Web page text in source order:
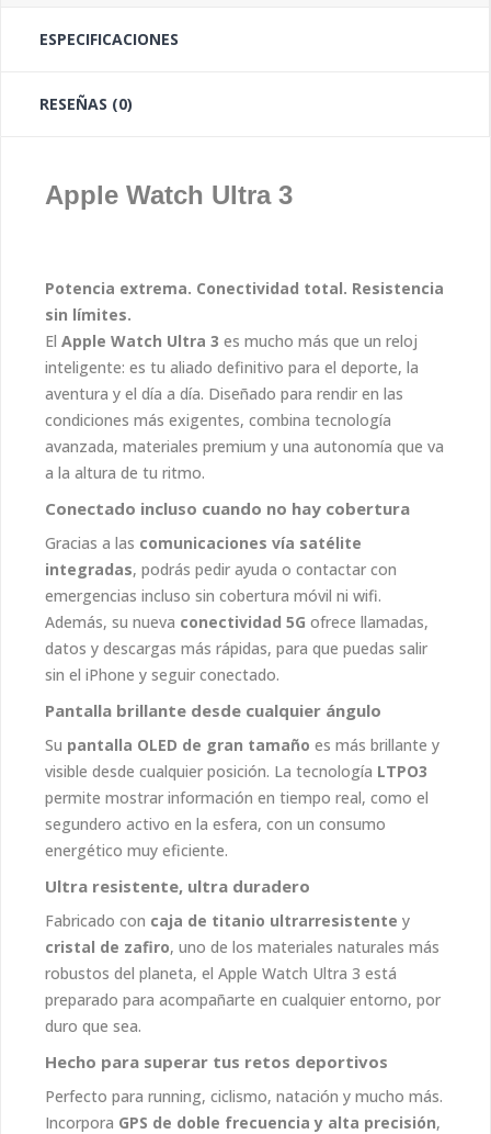
ESPECIFICACIONES
RESEÑAS (0)
Apple Watch Ultra 3
Potencia extrema. Conectividad total. Resistencia
sin límites.
El Apple Watch Ultra 3 es mucho más que un reloj
inteligente: es tu aliado definitivo para el deporte, la
aventura y el día a día. Diseñado para rendir en las
condiciones más exigentes, combina tecnología
avanzada, materiales premium y una autonomía que va
a la altura de tu ritmo.
Conectado incluso cuando no hay cobertura
Gracias a las comunicaciones vía satélite
integradas, podrás pedir ayuda o contactar con
emergencias incluso sin cobertura móvil ni wifi.
Además, su nueva conectividad 5G ofrece llamadas,
datos y descargas más rápidas, para que puedas salir
sin el iPhone y seguir conectado.
Pantalla brillante desde cualquier ángulo
Su pantalla OLED de gran tamaño es más brillante y
visible desde cualquier posición. La tecnología LTPO3
permite mostrar información en tiempo real, como el
segundero activo en la esfera, con un consumo
energético muy eficiente.
Ultra resistente, ultra duradero
Fabricado con caja de titanio ultrarresistente y
cristal de zafiro, uno de los materiales naturales más
robustos del planeta, el Apple Watch Ultra 3 está
preparado para acompañarte en cualquier entorno, por
duro que sea.
Hecho para superar tus retos deportivos
Perfecto para running, ciclismo, natación y mucho más.
Incorpora GPS de doble frecuencia y alta precisión,